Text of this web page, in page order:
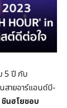
5 ปี กับ
ายอาร์แอนด์บี-
ชินฮโยซอบ